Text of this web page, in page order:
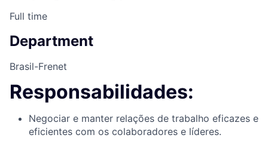
Full time
Department
Brasil-Frenet
Responsabilidades:
Negociar e manter relações de trabalho eficazes e
eficientes com os colaboradores e líderes.